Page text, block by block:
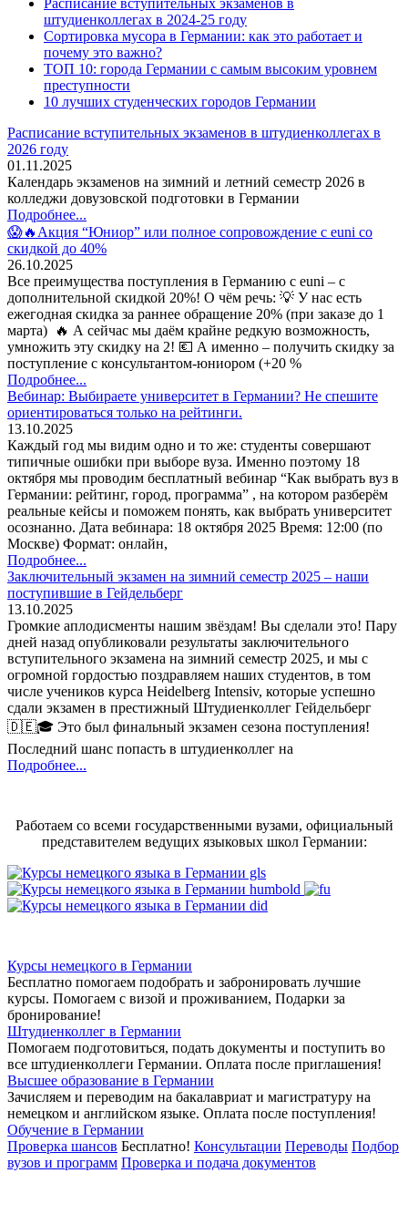
Расписание вступительных экзаменов в
штудиенколлегах в 2024-25 году
Сортировка мусора в Германии: как это работает и
почему это важно?
ТОП 10: города Германии с самым высоким уровнем
преступности
10 лучших студенческих городов Германии
Расписание вступительных экзаменов в штудиенколлегах в
2026 году
01.11.2025
Календарь экзаменов на зимний и летний семестр 2026 в
колледжи довузовской подготовки в Германии
Подробнее...
😱🔥Акция “Юниор” или полное сопровождение с euni со
скидкой до 40%
26.10.2025
Все преимущества поступления в Германию с euni – с
дополнительной скидкой 20%! О чём речь: 💡 У нас есть
ежегодная скидка за раннее обращение 20% (при заказе до 1
марта) 🔥 А сейчас мы даём крайне редкую возможность,
умножить эту скидку на 2! 💶 А именно – получить скидку за
поступление с консультантом-юниором (+20 %
Подробнее...
Вебинар: Выбираете университет в Германии? Не спешите
ориентироваться только на рейтинги.
13.10.2025
Каждый год мы видим одно и то же: студенты совершают
типичные ошибки при выборе вуза. Именно поэтому 18
октября мы проводим бесплатный вебинар “Как выбрать вуз в
Германии: рейтинг, город, программа” , на котором разберём
реальные кейсы и поможем понять, как выбрать университет
осознанно. Дата вебинара: 18 октября 2025 Время: 12:00 (по
Москве) Формат: онлайн,
Подробнее...
Заключительный экзамен на зимний семестр 2025 – наши
поступившие в Гейдельберг
13.10.2025
Громкие аплодисменты нашим звёздам! Вы сделали это! Пару
дней назад опубликовали результаты заключительного
вступительного экзамена на зимний семестр 2025, и мы с
огромной гордостью поздравляем наших студентов, в том
числе учеников курса Heidelberg Intensiv, которые успешно
сдали экзамен в престижный Штудиенколлег Гейдельберг
🇩🇪🎓 Это был финальный экзамен сезона поступления!
Последний шанс попасть в штудиенколлег на
Подробнее...
Работаем со всеми государственными вузами, официальный
представителем ведущих языковых школ Германии:
Курсы немецкого в Германии
Бесплатно помогаем подобрать и забронировать лучшие
курсы. Помогаем с визой и проживанием, Подарки за
бронирование!
Штудиенколлег в Германии
Помогаем подготовиться, подать документы и поступить во
все штудиенколлеги Германии. Оплата после приглашения!
Высшее образование в Германии
Зачисляем и переводим на бакалавриат и магистратуру на
немецком и английском языке. Оплата после поступления!
Обучение в Германии
Проверка шансов Бесплатно! Консультации Переводы Подбор
вузов и программ Проверка и подача документов